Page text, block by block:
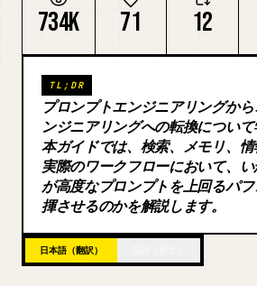
ダウンロード
ブログ
更新情報
734K 71 12
TL;DR
プロンプトエンジニアリングか
ンジニアリングへの転換について
本ガイドでは、検索、メモリ、情
実際のワークフローにおいて、
が高度なプロンプトを上回るパ
揮させるのかを解説します。
日本語（翻訳）